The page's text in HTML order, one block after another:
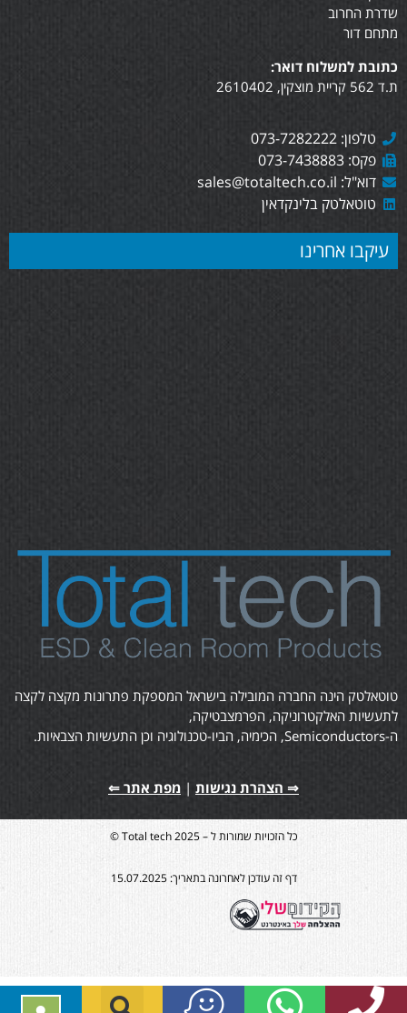
שדרת החרוב
מתחם דור
כתובת למשלוח דואר:
ת.ד 562 קריית מוצקין, 2610402
טלפון: 073-7282222
פקס: 073-7438883
דוא"ל: sales@totaltech.co.il
טוטאלטק בלינקדאין
עיקבו אחרינו
טוטאלטק הינה החברה המובילה בישראל המספקת פתרונות מקצה לקצה
לתעשיות האלקטרוניקה, הפרמצבטיקה,
ה-Semiconductors, הכימיה, הביו-טכנולוגיה וכן התעשיות הצבאיות.
⇒ הצהרת נגישות | מפת אתר ⇐
כל הזכויות שמורות ל – Total tech 2025 ©
דף זה עודכן לאחרונה בתאריך: 15.07.2025